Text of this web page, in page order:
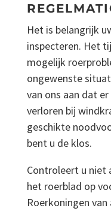
Het is belangrijk
inspecteren. Het
mogelijk
ongewenste
van ons aan dat
verloren bij
geschikte
bent u de klos.
Controleert u niet
het roerblad op
Roerkoningen